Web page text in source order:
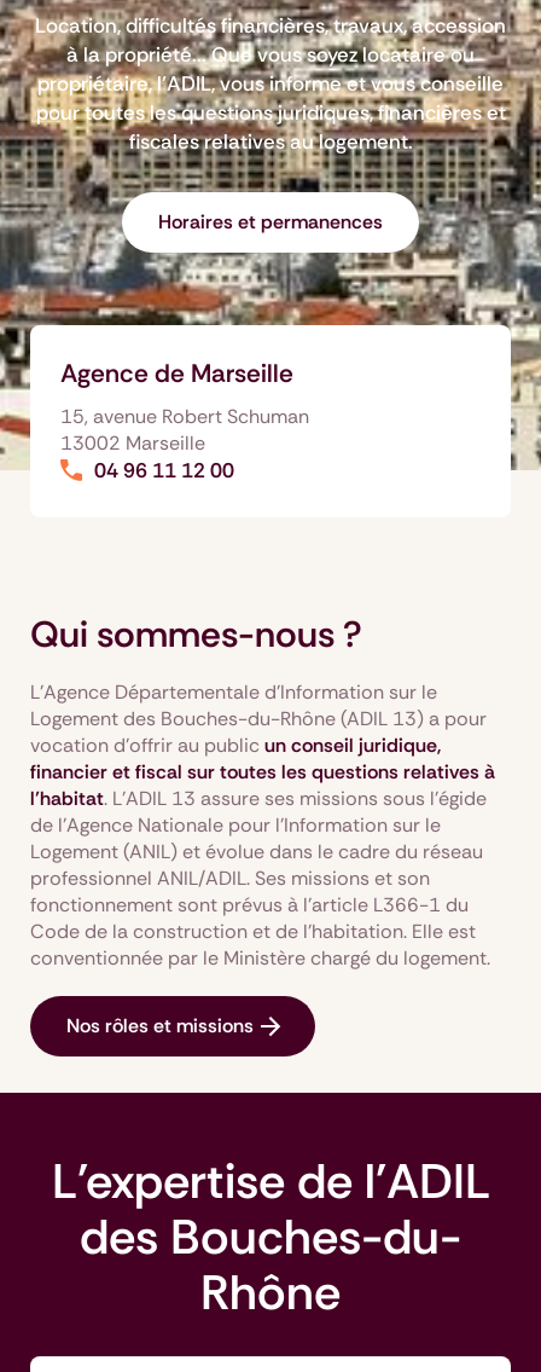
Location, difficultés financières, travaux, accession
à la propriété... Que vous soyez locataire ou
propriétaire, l’ADIL, vous informe et vous conseille
pour toutes les questions juridiques, financières et
fiscales relatives au logement.
Horaires et permanences
Agence de Marseille
15, avenue Robert Schuman
13002 Marseille
04 96 11 12 00
Qui sommes-nous ?
L’Agence Départementale d’Information sur le
Logement des Bouches-du-Rhône (ADIL 13) a pour
vocation d’offrir au public un conseil juridique,
financier et fiscal sur toutes les questions relatives à
l’habitat. L’ADIL 13 assure ses missions sous l’égide
de l’Agence Nationale pour l’Information sur le
Logement (ANIL) et évolue dans le cadre du réseau
professionnel ANIL/ADIL. Ses missions et son
fonctionnement sont prévus à l’article L366-1 du
Code de la construction et de l’habitation. Elle est
conventionnée par le Ministère chargé du logement.
Nos rôles et missions
L'expertise de l'ADIL
des Bouches-du-
Rhône